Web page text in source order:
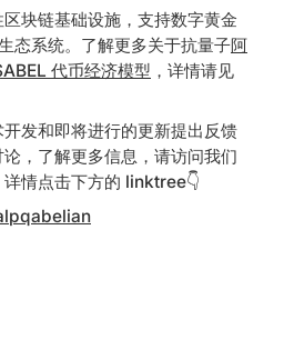
块链基础设施，支持数字黄金
态系统。了解更多关于抗量子阿
代币经济模型 ，详情请见
发和即将进行的更新提出反馈
，了解更多信息，请访问我们
情点击下方的 linktree👇